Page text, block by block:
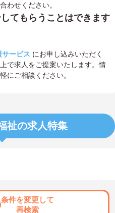
わせください。
てもらうことはできます
ービス にお申し込みいただく
で求人をご提案いたします。情
にご相談ください。
祉の求人特集
条件を変更して
再検索